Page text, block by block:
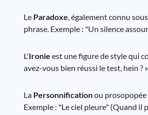
Le Paradoxe, également connu
phrase. Exemple : "Un silence
L'Ironie est une figure de style qui
avez-vous bien réussi le test, hein
La Personnificationou
Exemple : "Le ciel pleure" (Quand il